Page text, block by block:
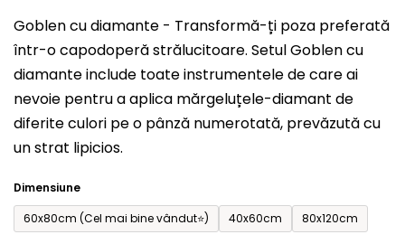
Goblen cu diamante - Transformă-ți poza preferată
într-o capodoperă strălucitoare. SetulGoblen cu
diamante include toate instrumentele de care ai
nevoie pentru a aplica mărgeluțele-diamant de
diferite culori pe o pânză numerotată, prevăzută cu
un strat lipicios.
Dimensiune
60x80cm (Cel mai bine vândut⭐)
40x60cm 80x120cm
0,0
din
5
stele.